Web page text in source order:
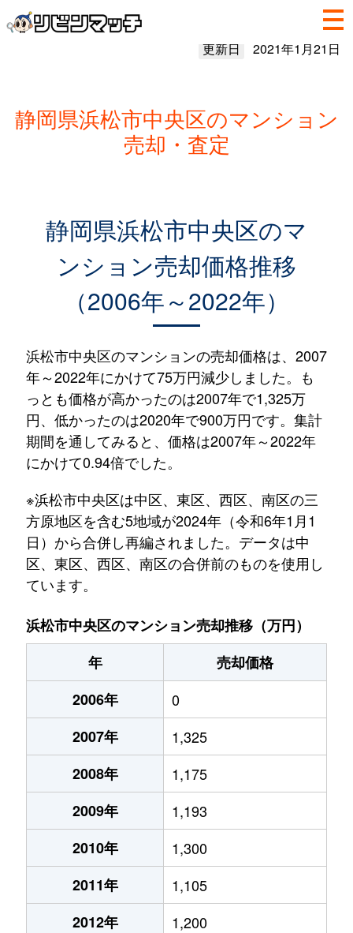
更新日 2021年1月21日
静岡県浜松市中央区のマンション
売却・査定
静岡県浜松市中央区のマ
ンション売却価格推移
（2006年～2022年）
浜松市中央区のマンションの売却価格は、2007
年～2022年にかけて75万円減少しました。も
っとも価格が高かったのは2007年で1,325万
円、低かったのは2020年で900万円です。集計
期間を通してみると、価格は2007年～2022年
にかけて0.94倍でした。
※浜松市中央区は中区、東区、西区、南区の三
方原地区を含む5地域が2024年（令和6年1月1
日）から合併し再編されました。データは中
区、東区、西区、南区の合併前のものを使用し
ています。
浜松市中央区のマンション売却推移（万円）
年
売却価格
2006年
0
2007年
1,325
2008年
1,175
2009年
1,193
2010年
1,300
2011年
1,105
2012年
1,200